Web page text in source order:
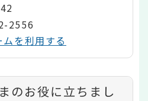
2556
を利用する
のお役に立ちまし